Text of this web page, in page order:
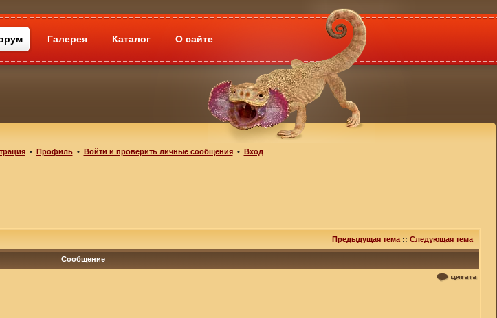
Галерея Каталог О сайте
• Профиль• Войти и проверить личные сообщения• Вход
Предыдущая тема :: Следующая тема
Сообщение